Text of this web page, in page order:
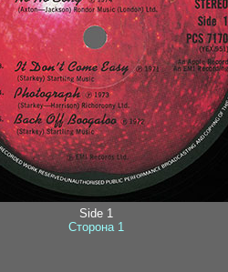
Side 1
Сторона 1